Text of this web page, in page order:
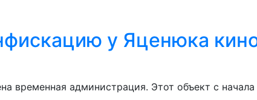
у Яценюка
временная администрация. Этот объект с